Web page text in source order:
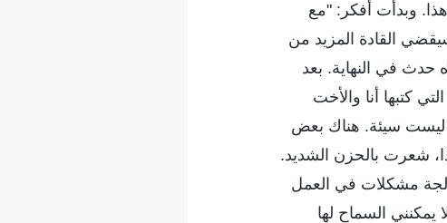
وبدأت أفكر: "مع
سيقضي القادة المزيد من
حدث في النهاية. بعد
كتبها أنا والأخت
ليست سيئة. هناك بعض
شعرت بالحزن الشديد.
مشكلات في العمل
السماح لها